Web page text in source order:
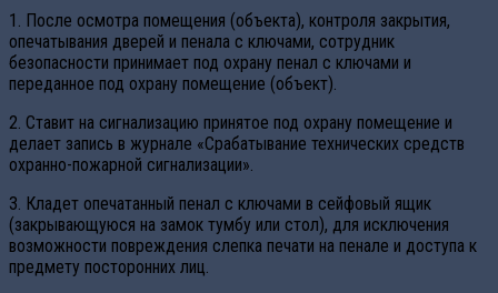
1. После осмотра помещения (объекта), контроля закрытия,
опечатывания дверей и пенала с ключами, сотрудник
безопасности принимает под охрану пенал с ключами и
переданное под охрану помещение (объект).
2. Ставит на сигнализацию принятое под охрану помещение и
делает запись в журнале «Срабатывание технических средств
охранно-пожарной сигнализации».
3. Кладет опечатанный пенал с ключами в сейфовый ящик
(закрывающуюся на замок тумбу или стол), для исключения
возможности повреждения слепка печати на пенале и доступа к
предмету посторонних лиц.